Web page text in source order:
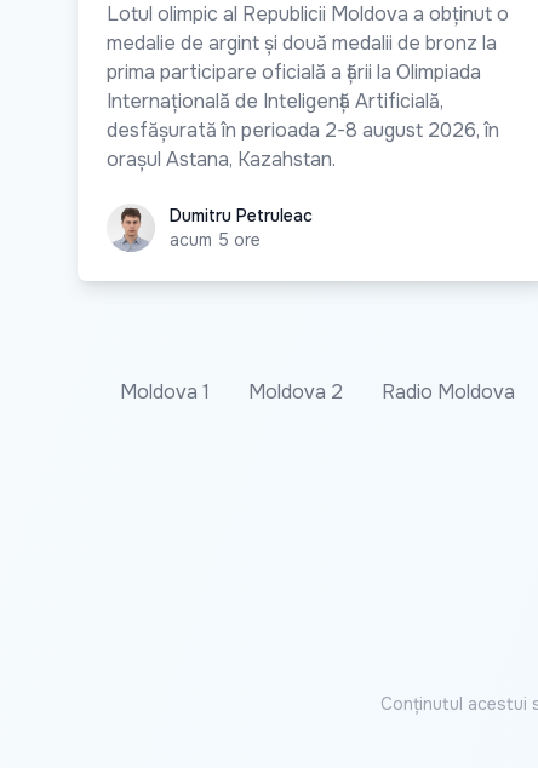
Lotul olimpic al Republicii Moldova a obținut o
medalie de argint și două medalii de bronz la
prima participare oficială a țării la Olimpiada
Internațională de Inteligență Artificială,
desfășurată în perioada 2-8 august 2026, în
orașul Astana, Kazahstan.
Dumitru Petruleac
Dumitru Petruleac
acum 5 ore
Moldova 1 Moldova 2 Radio Moldova
Conținutul acestui